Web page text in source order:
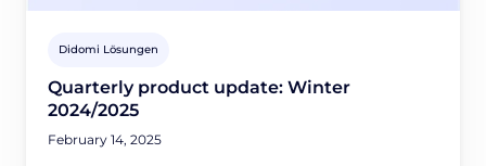
Didomi Lösungen
Quarterly product update: Winter
2024/2025
February 14, 2025